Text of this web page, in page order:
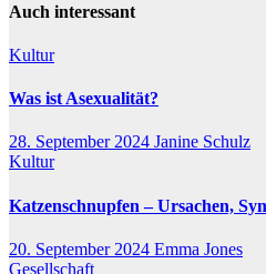
Auch interessant
Kultur
Was ist Asexualität?
28. September 2024 Janine Schulz
Kultur
Katzenschnupfen – Ursachen,
20. September 2024 Emma Jones
Gesellschaft